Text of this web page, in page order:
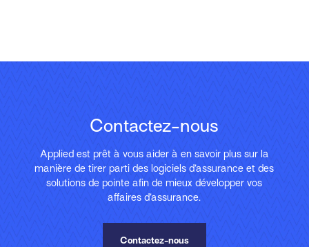
Contactez-nous
Applied est prêt à vous aider à en savoir plus sur la
manière de tirer parti des logiciels d’assurance et des
solutions de pointe afin de mieux développer vos
affaires d’assurance.
Contactez-nous